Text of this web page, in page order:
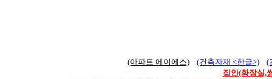
(아파트 에이에스) (건축자재 <한글>)
(
집안(화장실,